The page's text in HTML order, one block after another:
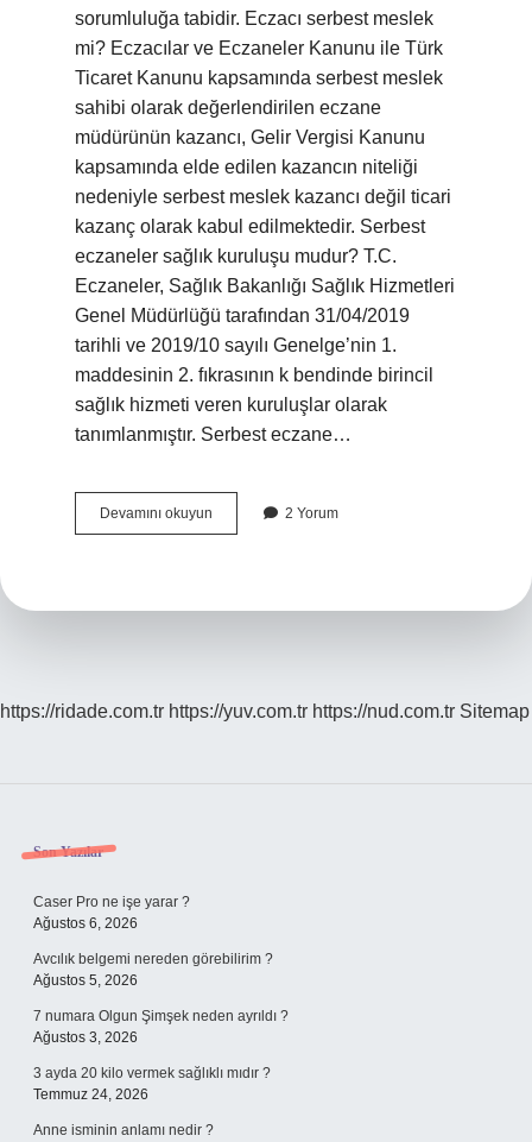
sorumluluğa tabidir. Eczacı serbest meslek
mi? Eczacılar ve Eczaneler Kanunu ile Türk
Ticaret Kanunu kapsamında serbest meslek
sahibi olarak değerlendirilen eczane
müdürünün kazancı, Gelir Vergisi Kanunu
kapsamında elde edilen kazancın niteliği
nedeniyle serbest meslek kazancı değil ticari
kazanç olarak kabul edilmektedir. Serbest
eczaneler sağlık kuruluşu mudur? T.C.
Eczaneler, Sağlık Bakanlığı Sağlık Hizmetleri
Genel Müdürlüğü tarafından 31/04/2019
tarihli ve 2019/10 sayılı Genelge’nin 1.
maddesinin 2. fıkrasının k bendinde birincil
sağlık hizmeti veren kuruluşlar olarak
tanımlanmıştır. Serbest eczane…
Devamını okuyun
Eczacı
2 Yorum
https://ridade.com.tr https://yuv.com.tr https://nud.com.tr Sitemap
Sidebar
Son Yazılar
Caser Pro ne işe yarar ?
Ağustos 6, 2026
Avcılık belgemi nereden görebilirim ?
Ağustos 5, 2026
7 numara Olgun Şimşek neden ayrıldı ?
Ağustos 3, 2026
3 ayda 20 kilo vermek sağlıklı mıdır ?
Temmuz 24, 2026
Anne isminin anlamı nedir ?